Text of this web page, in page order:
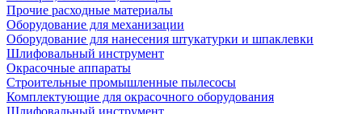
Прочие расходные материалы
Оборудование для механизации
Оборудование для нанесения штукатурки и шпаклевки
Шлифовальный инструмент
Окрасочные аппараты
Строительные промышленные пылесосы
Комплектующие для окрасочного оборудования